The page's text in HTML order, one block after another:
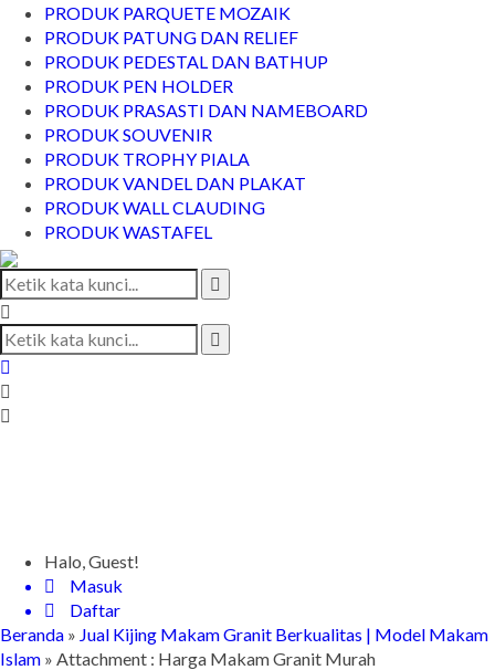
PRODUK PARQUETE MOZAIK
PRODUK PATUNG DAN RELIEF
PRODUK PEDESTAL DAN BATHUP
PRODUK PEN HOLDER
PRODUK PRASASTI DAN NAMEBOARD
PRODUK SOUVENIR
PRODUK TROPHY PIALA
PRODUK VANDEL DAN PLAKAT
PRODUK WALL CLAUDING
PRODUK WASTAFEL
Halo, Guest!
Masuk
Daftar
Beranda » Jual Kijing Makam Granit Berkualitas | Model Makam
Islam » Attachment : Harga Makam Granit Murah